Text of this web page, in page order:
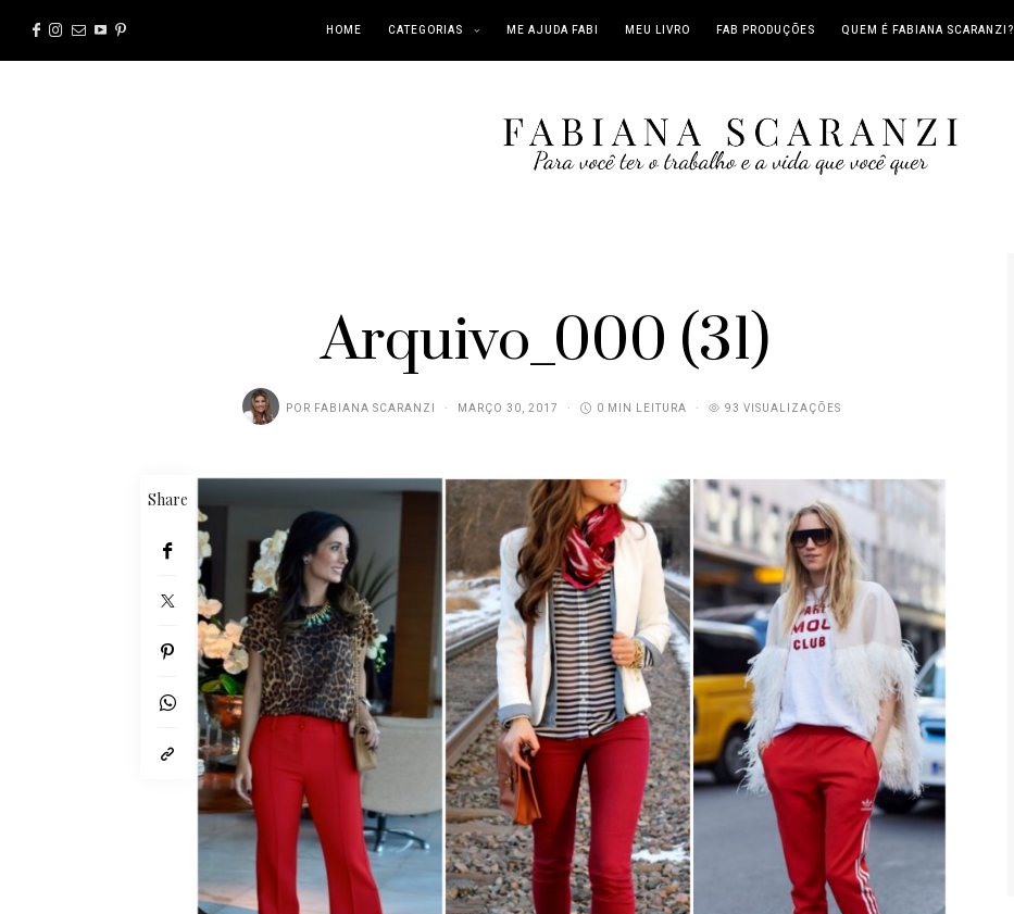
HOME CATEGORIAS ME AJUDA FABI MEU LIVRO FAB PRODUÇÕES QUEM É FABIANA SCARANZI?
Arquivo_000 (31)
POR FABIANA SCARANZI MARÇO 30, 2017 0 MIN LEITURA 93 VISUALIZAÇÕES
Share